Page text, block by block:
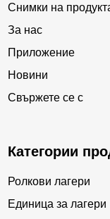
Снимки на
За нас
Приложение
Новини
Свържете се с
Категории
Ролкови лагери
Единица за лагери